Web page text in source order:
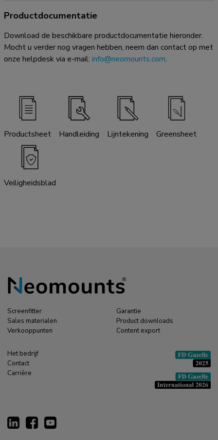
Productdocumentatie
Download de beschikbare productdocumentatie hieronder.
Mocht u verder nog vragen hebben, neem dan contact op met
onze helpdesk via e-mail: info@neomounts.com.
Productsheet Handleiding Lijntekening Greensheet
Veiligheidsblad
Screenfitter
Sales materialen
Verkooppunten
Garantie
Product downloads
Content export
Het bedrijf
Contact
Carrière